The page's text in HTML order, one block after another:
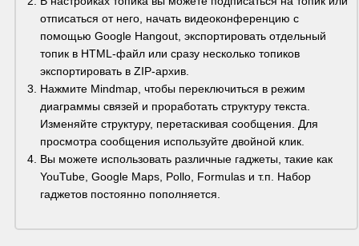
отписаться от него, начать видеоконференцию с
помощью Google Hangout, экспортировать отдельный
топик в HTML-файл или сразу несколько топиков
экспортировать в ZIP-архив.
Нажмите Mindmap, чтобы переключиться в режим
диаграммы связей и проработать структуру текста.
Изменяйте структуру, перетаскивая сообщения. Для
просмотра сообщения используйте двойной клик.
Вы можете использовать различные гаджеты, такие как
YouTube, Google Maps, Pollo, Formulas и т.п. Набор
гаджетов постоянно пополняется.